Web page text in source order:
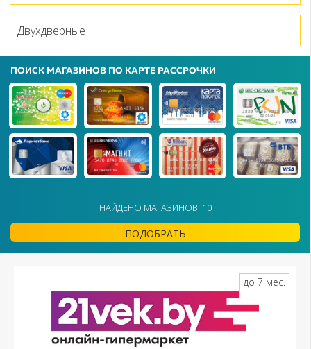
Двухдверные
ПОИСК МАГАЗИНОВ ПО КАРТЕ РАССРОЧКИ
НАЙДЕНО МАГАЗИНОВ: 10
ПОДОБРАТЬ
до 7 мес.